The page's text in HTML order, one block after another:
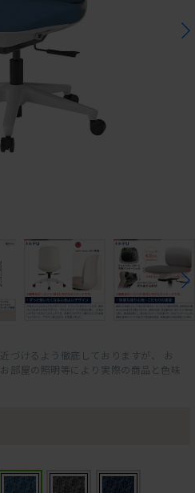
づけるよう徹底しておりますが、 お
部屋の照明等により実際の商品と色味